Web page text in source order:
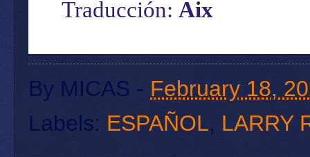
Traducción: Aix
By MICAS - February 18,
Labels: ESPAÑOL, LARRY